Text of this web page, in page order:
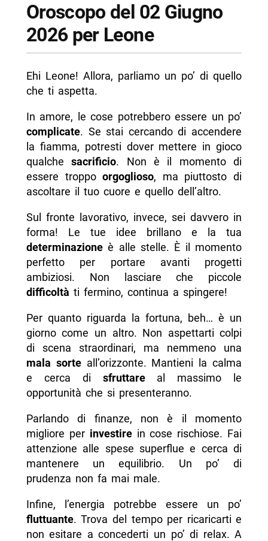
Oroscopo del 02 Giugno
2026 per Leone
Ehi Leone! Allora, parliamo un po’ di quello
che ti aspetta.
In amore, le cose potrebbero essere un po’
complicate. Se stai cercando di accendere
la fiamma, potresti dover mettere in gioco
qualchesacrificio. Non è il momento di
essere troppoorgoglioso, ma piuttosto di
ascoltare il tuo cuore e quello dell’altro.
Sul fronte lavorativo, invece, sei davvero in
forma! Le tue idee brillano e la tua
determinazioneè alle stelle. È il momento
perfetto per portare avanti progetti
ambiziosi. Non lasciare che piccole
difficoltà ti fermino, continua a spingere!
Per quanto riguarda la fortuna, beh… è un
giorno come un altro. Non aspettarti colpi
di scena straordinari, ma nemmeno una
mala sorteall’orizzonte. Mantieni la calma
e cerca di sfruttareal massimo le
opportunità che si presenteranno.
Parlando di finanze, non è il momento
migliore per investirein cose rischiose. Fai
attenzione alle spese superflue e cerca di
mantenere un equilibrio. Un po’ di
prudenza non fa mai male.
Infine, l’energia potrebbe essere un po’
fluttuante. Trova del tempo per ricaricarti e
non esitare a concederti un po’ di relax. A